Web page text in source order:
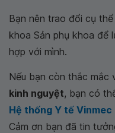
Bạn nên trao đổi cụ
khoa Sản phụ khoa để
hợp với mình.
Nếu bạn còn thắc mắc
kinh nguyệt, bạn có
Hệ thống Y tế Vinmec
Cảm ơn bạn đã tin